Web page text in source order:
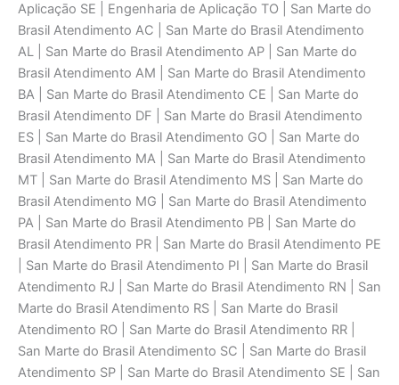
Aplicaçāo SE | Engenharia de Aplicaçāo TO | San Marte do
Brasil Atendimento AC | San Marte do Brasil Atendimento
AL | San Marte do Brasil Atendimento AP | San Marte do
Brasil Atendimento AM | San Marte do Brasil Atendimento
BA | San Marte do Brasil Atendimento CE | San Marte do
Brasil Atendimento DF | San Marte do Brasil Atendimento
ES | San Marte do Brasil Atendimento GO | San Marte do
Brasil Atendimento MA | San Marte do Brasil Atendimento
MT | San Marte do Brasil Atendimento MS | San Marte do
Brasil Atendimento MG | San Marte do Brasil Atendimento
PA | San Marte do Brasil Atendimento PB | San Marte do
Brasil Atendimento PR | San Marte do Brasil Atendimento PE
| San Marte do Brasil Atendimento PI | San Marte do Brasil
Atendimento RJ | San Marte do Brasil Atendimento RN | San
Marte do Brasil Atendimento RS | San Marte do Brasil
Atendimento RO | San Marte do Brasil Atendimento RR |
San Marte do Brasil Atendimento SC | San Marte do Brasil
Atendimento SP | San Marte do Brasil Atendimento SE | San